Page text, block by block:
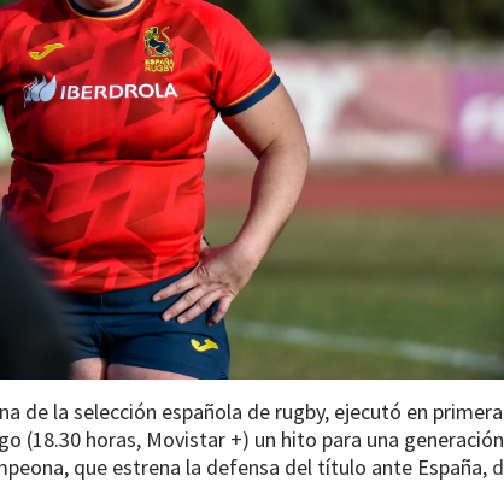
de la selección española de rugby, ejecutó en
(18.30 horas, Movistar +) un hito para una
que estrena la defensa del título ante España,